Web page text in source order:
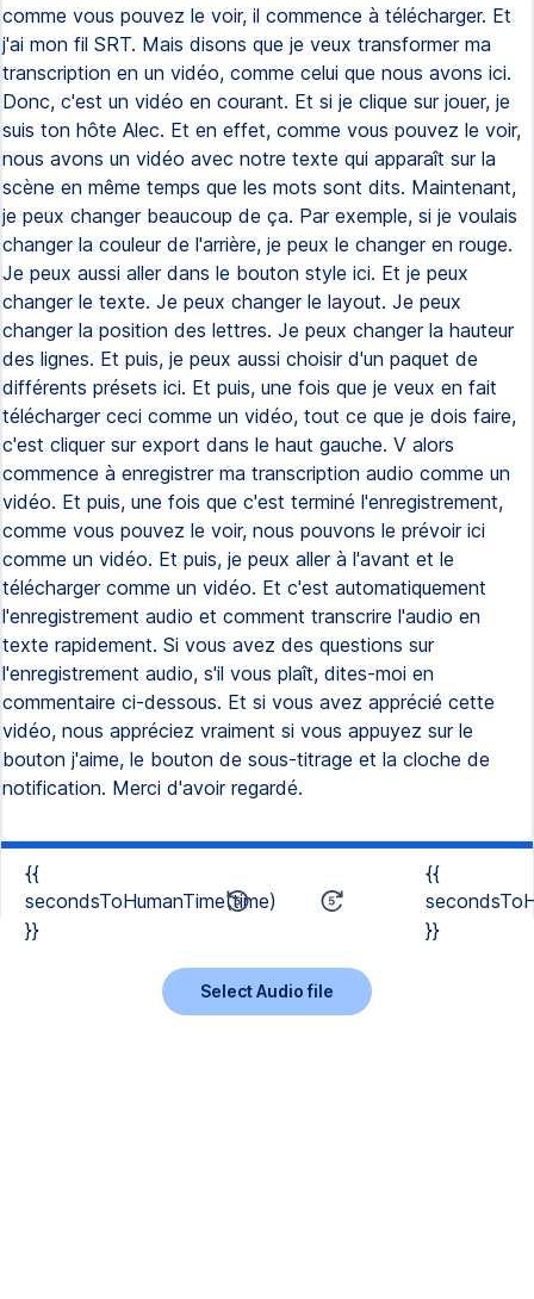
comme vous pouvez le voir, il commence à télécharger. Et
j'ai mon fil SRT. Mais disons que je veux transformer ma
transcription en un vidéo, comme celui que nous avons ici.
Donc, c'est un vidéo en courant. Et si je clique sur jouer, je
suis ton hôte Alec. Et en effet, comme vous pouvez le voir,
nous avons un vidéo avec notre texte qui apparaît sur la
scène en même temps que les mots sont dits. Maintenant,
je peux changer beaucoup de ça. Par exemple, si je voulais
changer la couleur de l'arrière, je peux le changer en rouge.
Je peux aussi aller dans le bouton style ici. Et je peux
changer le texte. Je peux changer le layout. Je peux
changer la position des lettres. Je peux changer la hauteur
des lignes. Et puis, je peux aussi choisir d'un paquet de
différents présets ici. Et puis, une fois que je veux en fait
télécharger ceci comme un vidéo, tout ce que je dois faire,
c'est cliquer sur export dans le haut gauche. V alors
commence à enregistrer ma transcription audio comme un
vidéo. Et puis, une fois que c'est terminé l'enregistrement,
comme vous pouvez le voir, nous pouvons le prévoir ici
comme un vidéo. Et puis, je peux aller à l'avant et le
télécharger comme un vidéo. Et c'est automatiquement
l'enregistrement audio et comment transcrire l'audio en
texte rapidement. Si vous avez des questions sur
l'enregistrement audio, s'il vous plaît, dites-moi en
commentaire ci-dessous. Et si vous avez apprécié cette
vidéo, nous appréciez vraiment si vous appuyez sur le
bouton j'aime, le bouton de sous-titrage et la cloche de
notification. Merci d'avoir regardé.
{{
secondsToHumanTime(time)
}}
{{
}}
Select Audio file